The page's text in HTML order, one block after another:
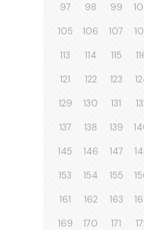
97 98 99
105 106 107
113 114 115
121 122 123
129 130 131
137 138 139
145 146 147
153 154 155
161 162 163
169 170 171